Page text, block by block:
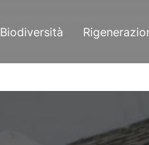
Biodiversità